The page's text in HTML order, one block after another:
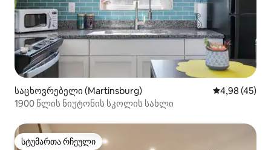
საცხოვრებელი (Martinsburg) საშუალო
4,98 (45)
1900 წლის ნიუტონის სკოლის სახლი
სტუმართა რჩეული
სტუმართა რჩეული